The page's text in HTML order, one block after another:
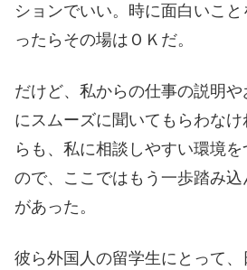
ションでいい。時に面白いこ
ったらその場はＯＫだ。
だけど、私からの仕事の説明や
にスムーズに聞いてもらわな
らも、私に相談しやすい環境
ので、ここではもう一歩踏み
があった。
彼ら外国人の留学生にとって